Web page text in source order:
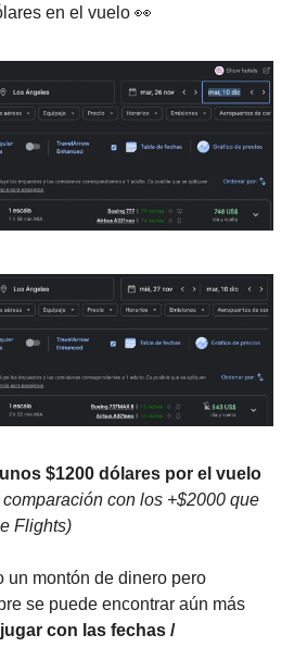
en el vuelo 👀
$1200 dólares por el vuelo
comparación con los +$2000 que
Flights)
un montón de dinero pero
se puede encontrar aún más
con las fechas /